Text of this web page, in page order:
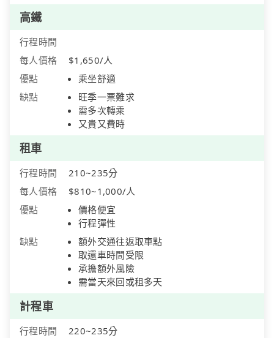
高鐵
行程時間
每人價格
$1,650/人
優點
乘坐舒適
缺點
旺季一票難求
需多次轉乘
又貴又費時
租車
行程時間
210~235分
每人價格
$810~1,000/人
優點
價格便宜
行程彈性
缺點
額外交通往返取車點
取還車時間受限
承擔額外風險
需當天來回或租多天
計程車
行程時間
220~235分